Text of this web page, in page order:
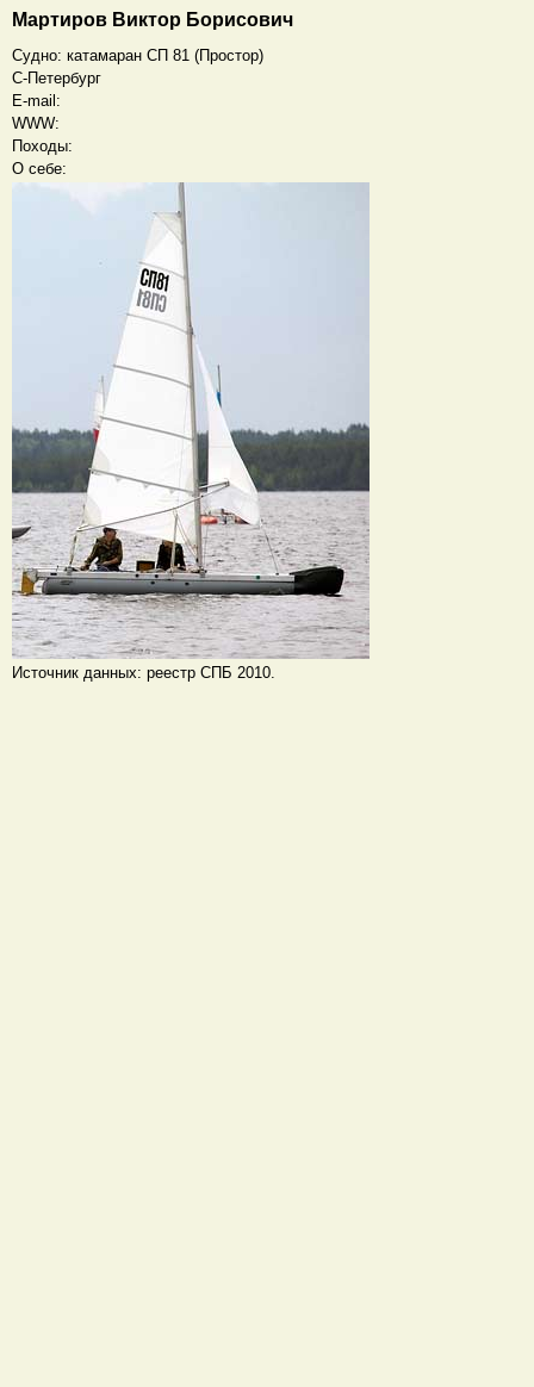
Мартиров Виктор Борисович
Судно: катамаран СП 81 (Простор)
С-Петербург
E-mail:
WWW:
Походы:
О себе:
Источник данных: реестр СПБ 2010.